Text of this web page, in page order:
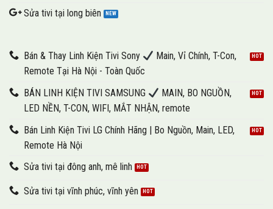
Sửa tivi tại long biên
Bán & Thay Linh Kiện Tivi Sony
Main, Vỉ Chính, T-Con,
Remote Tại Hà Nội - Toàn Quốc
BÁN LINH KIỆN TIVI SAMSUNG
MAIN, BO NGUỒN,
LED NỀN, T-CON, WIFI, MẮT NHẬN, remote
Bán Linh Kiện Tivi LG Chính Hãng | Bo Nguồn, Main, LED,
Remote Hà Nội
Sửa tivi tại đông anh, mê linh
Sửa tivi tại vĩnh phúc, vĩnh yên